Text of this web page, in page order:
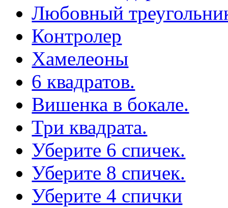
Любовный
Контролер
Хамелеоны
6 квадратов.
Вишенка в бокале.
Три квадрата.
Уберите 6 спичек.
Уберите 8 спичек.
Уберите 4 спички